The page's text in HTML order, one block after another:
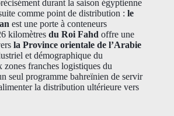
durant la saison égyptienne
comme point de distribution : le
est une porte à conteneurs
kilomètres du Roi Fahd offre une
la Province orientale de l’Arabie
et démographique du
franches logistiques du
seul programme bahreïnien de servir
la distribution ultérieure vers